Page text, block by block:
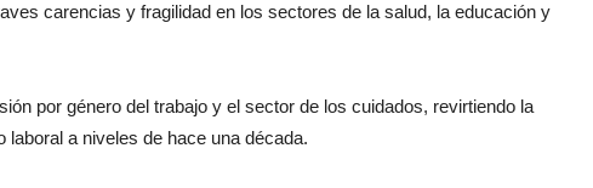
carencias y fragilidad en los sectores de la salud, la educación y
por género del trabajo y el sector de los cuidados, revirtiendo la
laboral a niveles de hace una década.